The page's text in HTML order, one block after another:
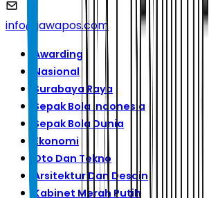
info@jawapos.com
Awarding
Nasional
Surabaya Raya
Sepak Bola Indonesia
Sepak Bola Dunia
Ekonomi
Oto Dan Tekno
Arsitektur Dan Desain
Kabinet Merah Putih